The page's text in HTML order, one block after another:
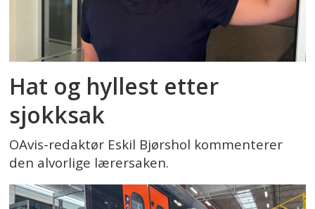
Hat og hyllest etter
sjokksak
OAvis-redaktør Eskil Bjørshol kommenterer
den alvorlige lærersaken.